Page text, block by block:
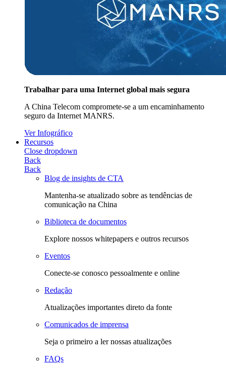
Trabalhar para uma Internet global mais segura
A China Telecom compromete-se a um encaminhamento
seguro da Internet MANRS.
Ver Infográfico
Recursos
Close dropdown
Back
Back
Blog de insights de CTA
Mantenha-se atualizado sobre as tendências de
comunicação na China
Biblioteca de documentos
Explore nossos whitepapers e outros recursos
Eventos
Conecte-se conosco pessoalmente e online
Redação
Atualizações importantes direto da fonte
Comunicados de imprensa
Seja o primeiro a ler nossas atualizações
FAQs